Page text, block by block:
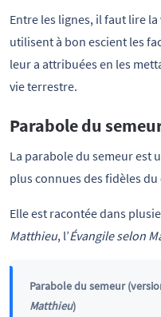
Entre les lignes, il faut lire
utilisent à bon escient les
leur a attribuées en les
vie terrestre.
Parabole du
La parabole du semeur est
plus connues des fidèles
Elle est racontée dans
Matthieu, l’Évangile selon
Parabole du semeur
Matthieu)